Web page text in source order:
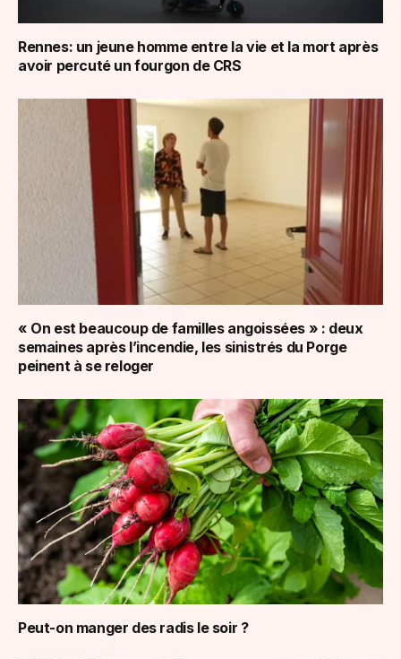
Rennes: un jeune homme entre la vie et la mort après
avoir percuté un fourgon de CRS
« On est beaucoup de familles angoissées » : deux
semaines après l’incendie, les sinistrés du Porge
peinent à se reloger
Peut-on manger des radis le soir ?